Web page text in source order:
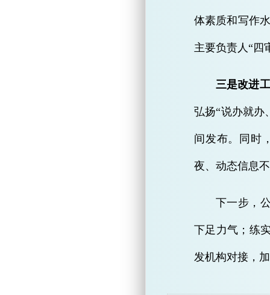
体素质和写作
主要负责人“四
三是改进
弘扬“说办就办
间发布。同时
夜、动态信息
下一步，
下足力气；练
发机构对接，